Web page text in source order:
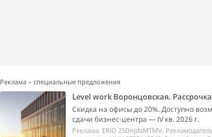
Реклама – специальные предложения
Level work Воронцовская.
Скидка на офисы до 20%. Доступно
сдачи бизнес-центра — IV кв. 2026 г.
Реклама. ERID 2SDnjdsMTMV.